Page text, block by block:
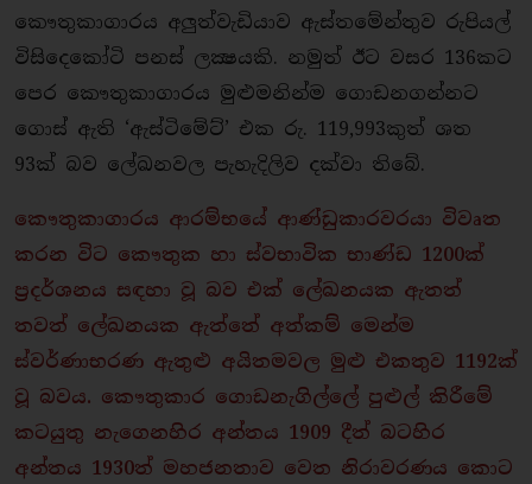
කෞතුකාගාරය අලුත්වැඩියාව ඇස්තමේන්තුව රුපියල්
විසිදෙකෝටි පනස් ලක්‍ෂයකි. නමුත් ඊට වසර 136කට
පෙර කෞතුකාගාරය මුළුමනින්ම ගොඩනගන්නට
ගොස් ඇති ‘ඇස්ටිමේට්’ එක රු. 119,993කුත් ශත
93ක් බව ලේඛනවල පැහැදිලිව දක්වා තිබේ.
කෞතුකාගාරය ආරම්භයේ ආණ්ඩුකාරවරයා විවෘත
කරන විට කෞතුක හා ස්වභාවික භාණ්ඩ 1200ක්
ප්‍රදර්ශනය සඳහා වූ බව එක් ලේඛනයක ඇතත්
තවත් ලේඛනයක ඇත්තේ අත්කම් මෙන්ම
ස්වර්ණාභරණ ඇතුළු අයිතමවල මුළු එකතුව 1192ක්
වූ බවය. කෞතුකාර ගොඩනැගිල්ලේ පුළුල් කිරීමේ
කටයුතු නැගෙනහිර අන්තය 1909 දීත් බටහිර
අන්තය 1930ත් මහජනතාව වෙත නිරාවරණය කොට